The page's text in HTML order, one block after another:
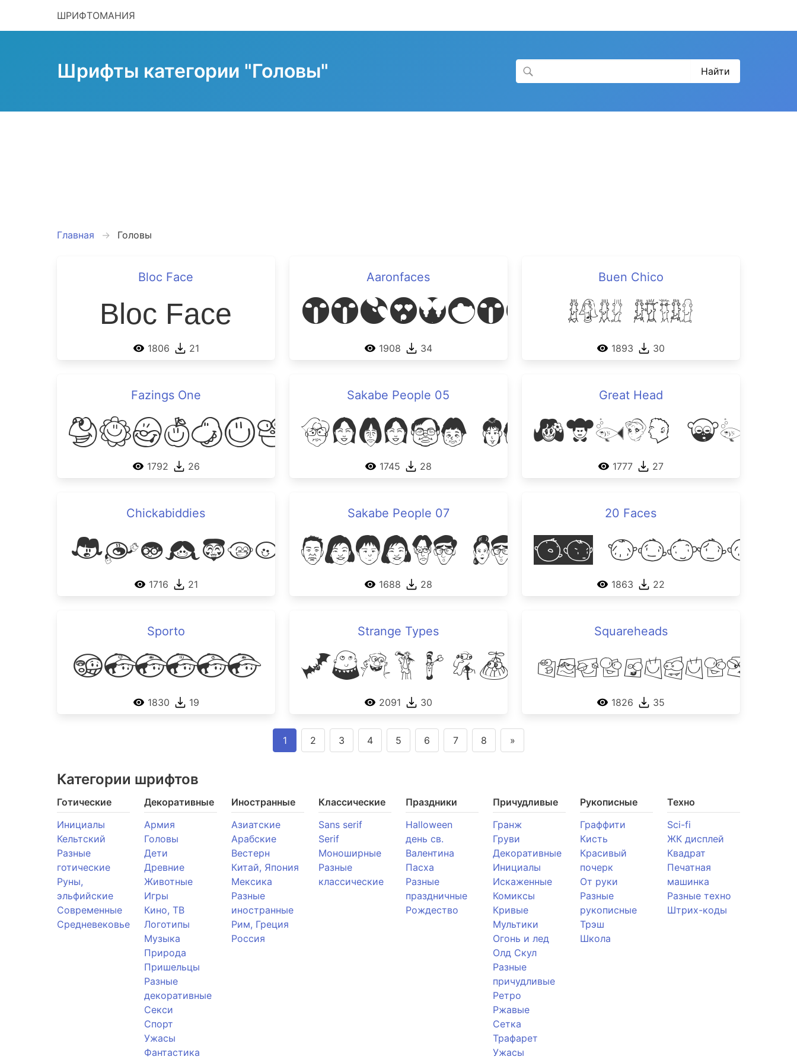
ШРИФТОМАНИЯ
Шрифты категории "Головы"
Главная Головы
Bloc Face
Bloc Face
1806 21
Aaronfaces
Aaronfaces
1908 34
Buen Chico
Buen Chico
1893 30
Fazings One
Fazings One
1792 26
Sakabe People 05
Sakabe People 05
1745 28
Great Head
Great Head
1777 27
Chickabiddies
Chickabiddies
1716 21
Sakabe People 07
Sakabe People 07
1688 28
20 Faces
20 Faces
1863 22
Sporto
Sporto
1830 19
Strange Types
Strange Types
2091 30
Squareheads
Squareheads
1826 35
1 2 3 4 5 6 7 8 »
Категории шрифтов
Готические
Инициалы
Кельтский
Разные
готические
Руны,
эльфийские
Современные
Средневековье
Декоративные
Армия
Головы
Дети
Древние
Животные
Игры
Кино, ТВ
Логотипы
Музыка
Природа
Пришельцы
Разные
декоративные
Секси
Спорт
Ужасы
Фантастика
Иностранные
Азиатские
Арабские
Вестерн
Китай, Япония
Мексика
Разные
иностранные
Рим, Греция
Россия
Классические
Sans serif
Serif
Моноширные
Разные
классические
Праздники
Halloween
день св.
Валентина
Пасха
Разные
праздничные
Рождество
Причудливые
Гранж
Груви
Декоративные
Инициалы
Искаженные
Комиксы
Кривые
Мультики
Огонь и лед
Олд Скул
Разные
причудливые
Ретро
Ржавые
Сетка
Трафарет
Ужасы
Рукописные
Граффити
Кисть
Красивый
почерк
От руки
Разные
рукописные
Трэш
Школа
Техно
Sci-fi
ЖК дисплей
Квадрат
Печатная
машинка
Разные техно
Штрих-коды